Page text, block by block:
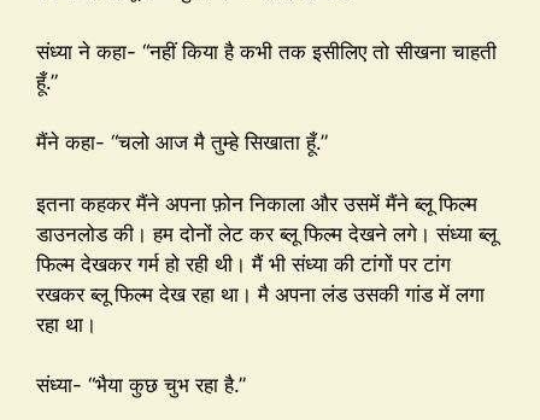
संध्या ने कहा- “नहीं किया है कभी तक इसीलिए तो सीखना चाहती
हूँ.”
मैंने कहा- “चलो आज मै तुम्हे सिखाता हूँ.”
इतना कहकर मैंने अपना फ़ोन निकाला और उसमें मैंने ब्लू फिल्म
डाउनलोड की। हम दोनों लेट कर ब्लू फिल्म देखने लगे। संध्या ब्लू
फिल्म देखकर गर्म हो रही थी। मैं भी संध्या की टांगों पर टांग
रखकर ब्लू फिल्म देख रहा था। मै अपना लंड उसकी गांड में लगा
रहा था।
संध्या- “भैया कुछ चुभ रहा है.”